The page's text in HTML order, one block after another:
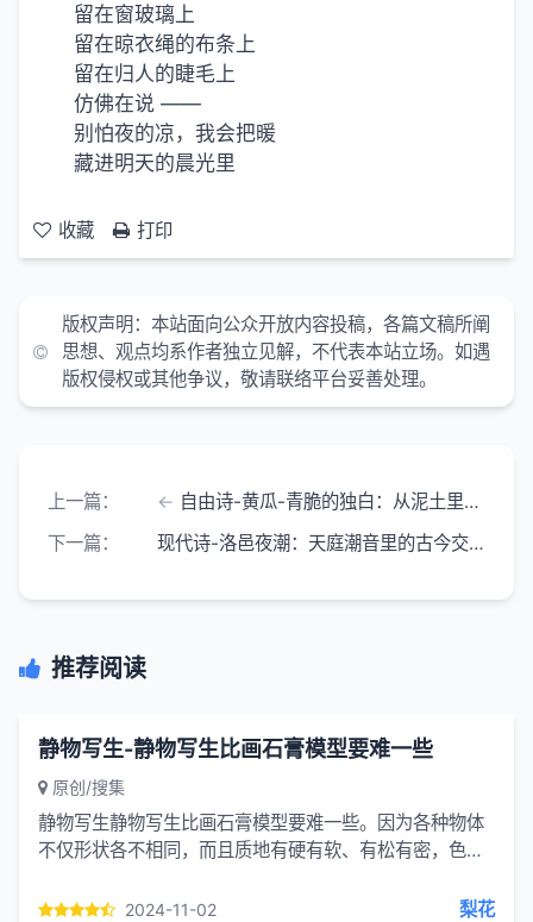
留在窗玻璃上
留在晾衣绳的布条上
留在归人的睫毛上
仿佛在说 ——
别怕夜的凉，我会把暖
藏进明天的晨光里
收藏 打印
版权声明：本站面向公众开放内容投稿，各篇文稿所阐
思想、观点均系作者独立见解，不代表本站立场。如遇
版权侵权或其他争议，敬请联络平台妥善处理。
上一篇：
自由诗-黄瓜-青脆的独白：从泥土里钻出来时 还带着晨露的凉
下一篇：
现代诗-洛邑夜潮：天庭潮音里的古今交响
推荐阅读
静物写生-静物写生比画石膏模型要难一些
原创/搜集
静物写生静物写生比画石膏模型要难一些。因为各种物体
不仅形状各不相同，而且质地有硬有软、有松有密，色彩
这就需要我们...2024-11-02 梨花